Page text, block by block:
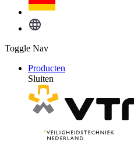
Toggle Nav
Producten
Sluiten